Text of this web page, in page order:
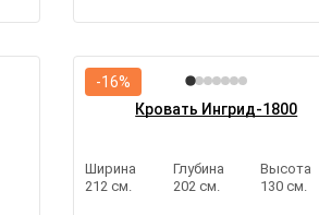
Кровать Ингрид-1800
Ширина
212 см.
Глубина
202 см.
Высота
130 см.
-16%